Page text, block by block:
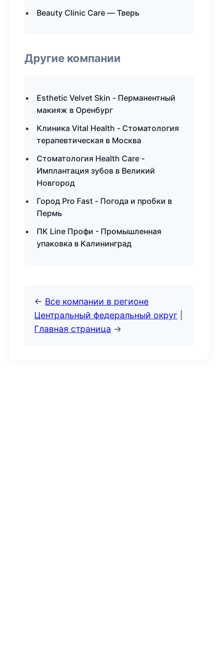
Beauty Clinic Care — Тверь
Другие компании
Esthetic Velvet Skin - Перманентный
макияж в Оренбург
Клиника Vital Health - Стоматология
терапевтическая в Москва
Стоматология Health Care -
Имплантация зубов в Великий
Новгород
Город Pro Fast - Погода и пробки в
Пермь
ПК Line Профи - Промышленная
упаковка в Калининград
← Все компании в регионе
Центральный федеральный округ
Главная страница →